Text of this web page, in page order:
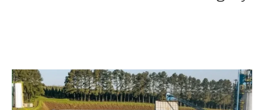
e
d
a